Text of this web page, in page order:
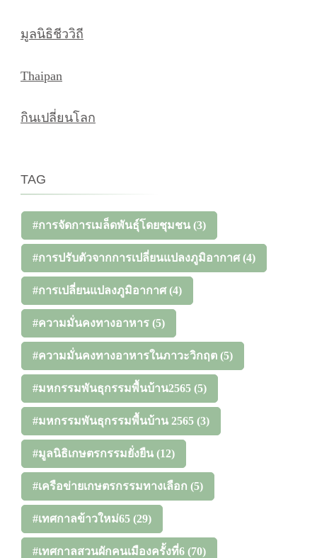
มูลนิธิชีววิถี
Thaipan
กินเปลี่ยนโลก
TAG
#การจัดการเมล็ดพันธุ์โดยชุมชน (3)
#การปรับตัวจากการเปลี่ยนแปลงภูมิอากาศ(4)
#การเปลี่ยนแปลงภูมิอากาศ(4)
#ความมั่นคงทางอาหาร (5)
#ความมั่นคงทางอาหารในภาวะวิกฤต (5)
#มหกรรมพันธุกรรมพื้นบ้าน2565 (5)
#มหกรรมพันธุกรรมพื้นบ้าน 2565 (3)
#มูลนิธิเกษตรกรรมยั่งยืน (12)
#เครือข่ายเกษตรกรรมทางเลือก (5)
#เทศกาลข้าวใหม่65 (29)
#เทศกาลสวนผักคนเมืองครั้งที่6 (70)